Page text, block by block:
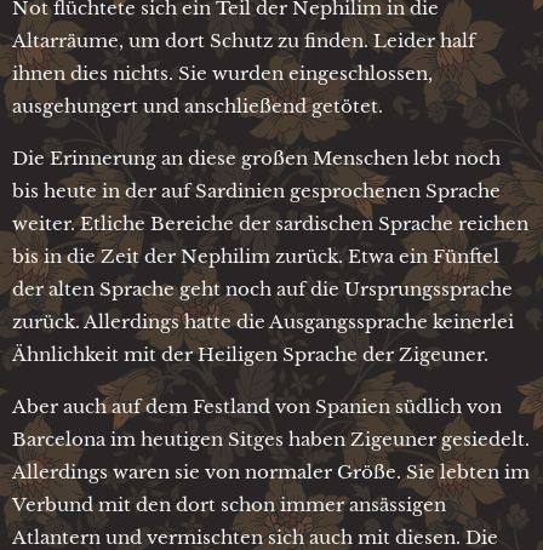
Not flüchtete sich ein Teil der Nephilim in die
Altarräume, um dort Schutz zu finden. Leider half
ihnen dies nichts. Sie wurden eingeschlossen,
ausgehungert und anschließend getötet.
Die Erinnerung an diese großen Menschen lebt noch
bis heute in der auf Sardinien gesprochenen Sprache
weiter. Etliche Bereiche der sardischen Sprache reichen
bis in die Zeit der Nephilim zurück. Etwa ein Fünftel
der alten Sprache geht noch auf die Ursprungssprache
zurück. Allerdings hatte die Ausgangssprache keinerlei
Ähnlichkeit mit der Heiligen Sprache der Zigeuner.
Aber auch auf dem Festland von Spanien südlich von
Barcelona im heutigen Sitges haben Zigeuner gesiedelt.
Allerdings waren sie von normaler Größe. Sie lebten im
Verbund mit den dort schon immer ansässigen
Atlantern und vermischten sich auch mit diesen. Die